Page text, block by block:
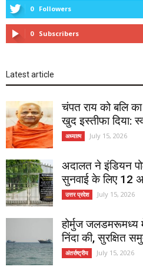
0 Followers
0 Subscribers
Latest article
चंपत राय को बलि का
खुद इस्तीफा दिया:
अध्यात्म July 15, 2026
अदालत ने इंडियन
सुनवाई के लिए 12
उत्तर प्रदेश July 15, 2026
होर्मुज जलडमरूमध्य
निंदा की, सुरक्षित
अंतर्राष्ट्रीय July 15, 2026